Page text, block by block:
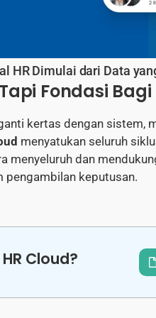
HR Dimulai dari Data
Fondasi
kertas dengan sistem,
menyatukan seluruh
menyeluruh dan
pengambilan keputusan.
Cloud?